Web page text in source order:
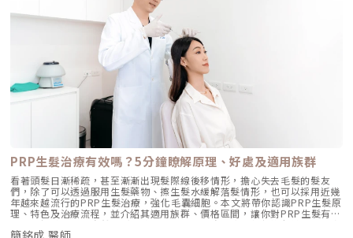
照護重點解析，維持植髮效果禿頭的成因多樣，從遺傳、壓力、飲食、荷爾
蒙變化到頭皮健康問題，皆可能影響頭髮的生長與掉落。透過 正確的頭皮
保養、健康飲食與適當治療，可以有效減少掉髮問題，維持濃密髮量。如果
掉髮情況持續惡化，及早諮詢專業醫生，才能找到適合的解決方案。★溫馨
提醒★ 小編要提醒大家，醫療並非單純的商業交易，所有的療程都伴隨著
風險。因此，作為消費者應該謹慎選擇合適的醫療方案，以確保安全與健
皮秒雷射技術為您提供安全、有效的療程選擇，讓您重拾自信美肌。擁有逾
百篇臨床研究，並在亞洲地區累積了豐富臨床實證，相關臨床實證佔據了皮
秒雷射相關研究的50%。這些實證中，高達96篇論文獲得了美國雷射醫學
會（ASLMS）的接受和發表。此外，該技術更受到全球頂尖皮膚科醫師的多
方肯定。PICOSURE PRO鉑金蜂巢皮秒關鍵作用以非常短的脈衝輸出，運
用機械衝擊效應替代選擇性光熱效應，Focus Lens蜂巢透鏡獨具優勢，可將
能量約70%集中在尖端點，並觸發LIOB核心效應，刺激膠原蛋白增生，改
善肌膚問題，讓肌膚更年輕化。療程後約90%的情況不會出現出血點，幾乎
無需擔心修復期的問題。PICOSURE PRO鉑金蜂巢皮秒特色搭配最新的鉑
金蜂巢探頭，並透過嶄新的聚焦設計和鍍膜科技，能夠展現出更穩固的能
量。讓探頭的每道能量都能被精湛地運用及掌控。•能量提升50%：運用更
高能量密度，提供更快速、更多功能，以及更有效率的療程體驗。•探頭具
備能量調節功能：增進療程精確度，提升適用範疇。•嶄新5mm探頭：專
門為肌膚上分散的色素、淺色肌膚和較小部位而設計。•鉑金蜂巢透鏡：獨
具專利鉑金蜂巢透鏡，有強大的空泡效應，可調節能量密度，促進增生彈力
和膠原蛋白，充分展現高效治療，提供無修復期的療程。聚焦比例提高至
20%，使肌膚毛孔更緊緻，斑點、色素、細紋等問題皆能夠精準改善。•恢
復期迅速：755nm波長能夠準確震碎黑色素，因此療程次數減少，且相對
不容易被血管吸收，療程後約90%的情況不會出現出血點，使恢復期縮短，
效果快速又精準。•改善更全面：涵蓋多項適應症，包括痘疤、毛孔、細
紋、色素、刺青、肝斑、顴骨母斑、太田母斑等，一機解決多項肌膚問題。
PRP生髮治療有效嗎？5分鐘瞭解原理、好處及適用族群
看著頭髮日漸稀疏，甚至漸漸出現髮際線後移情形，擔心失去毛髮的髮友
們，除了可以透過服用生髮藥物、擦生髮水緩解落髮情形，也可以採用近幾
年越來越流行的PRP生髮治療，強化毛囊細胞。本文將帶你認識PRP生髮原
理、特色及治療流程，並介紹其適用族群、價格區間，讓你對PRP生髮有更
全面的認識！PRP自然生髮治療是什麼？利用自體血小板促進組織再生的方
法PRP的英文名稱為Platelet-Rich Plasma，中文意思是「高濃度血小板血
簡銘成 醫師